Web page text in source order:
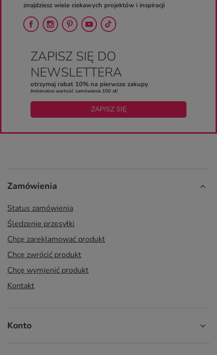
znajdziesz wiele ciekawych projektów i inspiracji
ZAPISZ SIĘ DO
NEWSLETTERA
otrzymaj rabat 10% na pierwsze zakupy
/minimalna wartość zamówienia 100 zł/
ZAPISZ SIĘ
Zamówienia
Status zamówienia
Śledzenie przesyłki
Chcę zareklamować produkt
Chcę zwrócić produkt
Chcę wymienić produkt
Kontakt
Konto